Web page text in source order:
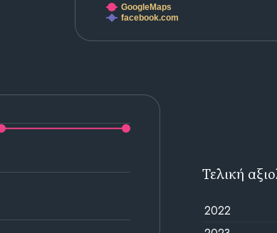
GoogleMaps
facebook.com
Τελική
2022